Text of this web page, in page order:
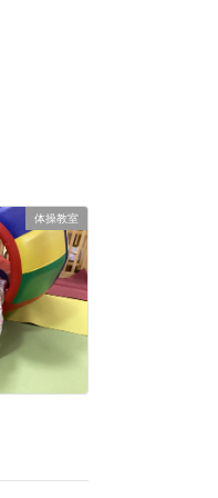
体操教室